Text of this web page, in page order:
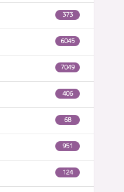
373
6045
7049
406
68
951
124